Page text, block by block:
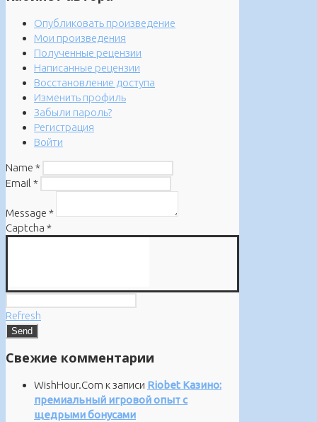
Опубликовать произведение
Мои произведения
Полученные рецензии
Написанные рецензии
Восстановление доступа
Изменить профиль
Забыли пароль?
Регистрация
Войти
Name *
Email *
Message *
Captcha *
Refresh
Свежие комментарии
WishHour.Com к записи Riobet Казино:
премиальный игровой опыт с
щедрыми бонусами